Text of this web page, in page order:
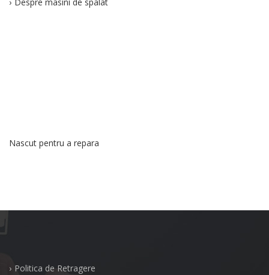
Nascut pentru a repara
Politica de Retragere